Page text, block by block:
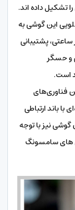
تشکیل داده اند.
جلویی این گوشی به
5000 میلی ‌آمپر ساعتی، پشتیبانی
تایپ سی و حسگر
است.
فناوری‌های
باند ارتباطی
گوشی نیز با توجه
های سامسونگ